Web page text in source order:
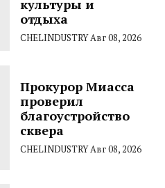
культуры и
отдыха
CHELINDUSTRYАвг 08, 2026
Прокурор Миасса
проверил
благоустройство
сквера
CHELINDUSTRYАвг 08, 2026